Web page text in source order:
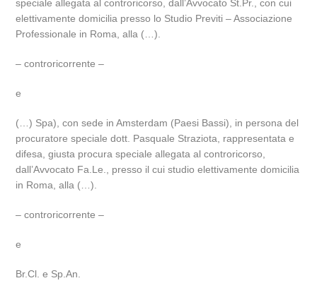
speciale allegata al controricorso, dall’Avvocato St.Pr., con cui
elettivamente domicilia presso lo Studio Previti – Associazione
Professionale in Roma, alla (…).
– controricorrente –
e
(…) Spa), con sede in Amsterdam (Paesi Bassi), in persona del
procuratore speciale dott. Pasquale Straziota, rappresentata e
difesa, giusta procura speciale allegata al controricorso,
dall’Avvocato Fa.Le., presso il cui studio elettivamente domicilia
in Roma, alla (…).
– controricorrente –
e
Br.Cl. e Sp.An.